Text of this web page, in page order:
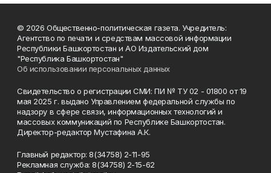
© 2026 Общественно-политическая газета. Учредитель:
Агентство по печати и средствам массовой информации
Республики Башкортостан и АО Издательский дом
"Республика Башкортостан"
Об использовании персональных данных
Свидетельство о регистрации СМИ: ПИ № ТУ 02 - 01800 от 19
мая 2025 г. выдано Управлением федеральной службы по
надзору в сфере связи, информационных технологий и
массовых коммуникаций по Республике Башкортостан.
Директор-редактор Мустафина А.К.
Главный редактор: 8(34758) 2-11-95
Рекламная служба: 8(34758) 2-15-62